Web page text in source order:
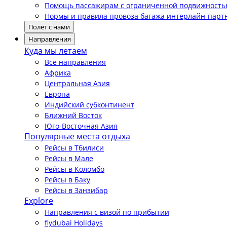
Помощь пассажирам с ограниченной
Нормы и правила провоза багажа интерлайн-
Полет с нами
Направления
Куда мы летаем
Все направления
Африка
Центральная Азия
Европа
Индийский субконтинент
Ближний Восток
Юго-Восточная Азия
Популярные места отдыха
Рейсы в Тбилиси
Рейсы в Мале
Рейсы в Коломбо
Рейсы в Баку
Рейсы в Занзибар
Explore
Направления с визой по прибытии
flydubai Holidays